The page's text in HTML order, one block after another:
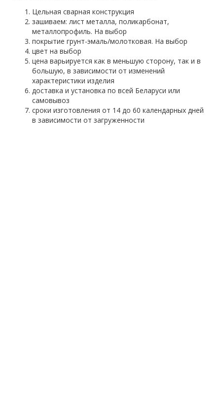
Цельная сварная конструкция
зашиваем: лист металла, поликарбонат,
металлопрофиль. На выбор
покрытие грунт-эмаль/молотковая. На выбор
цвет на выбор
цена варьируется как в меньшую сторону, так и в
большую, в зависимости от изменений
характеристики изделия
доставка и установка по всей Беларуси или
самовывоз
сроки изготовления от 14 до 60 календарных дней
в зависимости от загруженности